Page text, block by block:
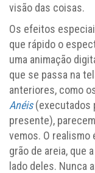
visão das coisas.
Os efeitos
que rápido o
uma animação
que se passa na
anteriores, como
Anéis (executados
presente),
vemos. O
grão de areia, que
lado deles. Nunca